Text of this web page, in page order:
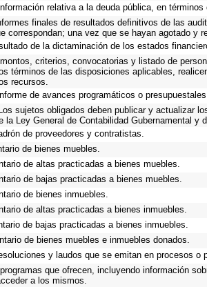
relativa a la deuda pública, en
finales de resultados definitivos de las
correspondan; una vez que se hayan agotado y
de la dictaminación de los estados
criterios, convocatorias y listado de
términos de las disposiciones aplicables,
recursos.
de avances programáticos o
sujetos obligados deben publicar y actualizar
la Ley General de Contabilidad Gubernamental y
de proveedores y contratistas.
de bienes muebles.
de altas practicadas a bienes muebles.
de bajas practicadas a bienes muebles.
de bienes inmuebles.
de altas practicadas a bienes inmuebles.
de bajas practicadas a bienes inmuebles.
de bienes muebles e inmuebles donados.
y laudos que se emitan en procesos o
que ofrecen, incluyendo información
a los mismos.